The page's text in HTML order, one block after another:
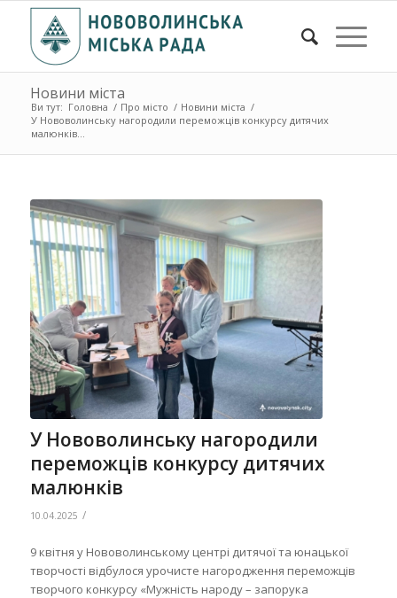
Новини міста
Ви тут: Головна / Про місто / Новини міста /
У Нововолинську нагородили переможців конкурсу дитячих
малюнків...
У Нововолинську нагородили
переможців конкурсу дитячих
малюнків
10.04.2025 /
9 квітня у Нововолинському центрі дитячої та юнацької
творчості відбулося урочисте нагородження переможців
творчого конкурсу «Мужність народу – запорука